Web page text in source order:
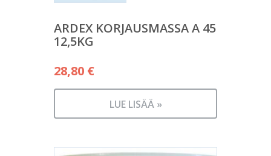
ARDEX KORJAUSMASSA A 45
12,5KG
28,80 €
LUE LISÄÄ »